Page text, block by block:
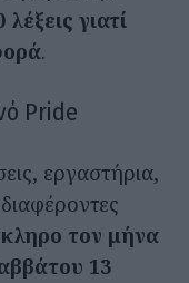
γιατί
.
Pride
εργαστήρια,
τον μήνα
13